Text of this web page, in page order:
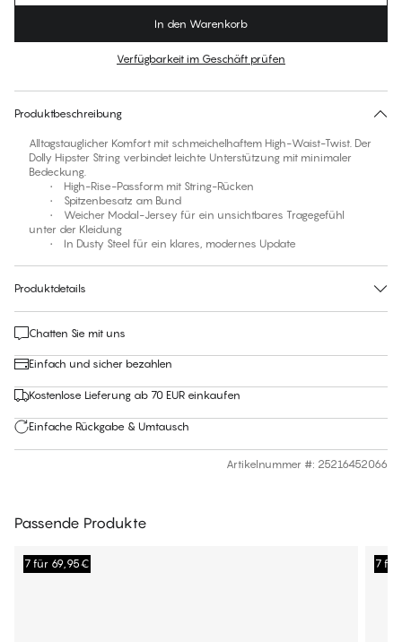
Für diesen Artikel gibt es keine empfohlene Größe
In den Warenkorb
Verfügbarkeit im Geschäft prüfen
Produktbeschreibung
Alltagstauglicher Komfort mit schmeichelhaftem High-Waist-Twist. Der
Dolly Hipster String verbindet leichte Unterstützung mit minimaler
Bedeckung.
• High-Rise-Passform mit String-Rücken
• Spitzenbesatz am Bund
• Weicher Modal-Jersey für ein unsichtbares Tragegefühl
unter der Kleidung
• In Dusty Steel für ein klares, modernes Update
Produktdetails
Chatten Sie mit uns
Einfach und sicher bezahlen
Kostenlose Lieferung ab 70 EUR einkaufen
Einfache Rückgabe & Umtausch
Artikelnummer #: 25216452066
Passende Produkte
7 für 69,95€ 7